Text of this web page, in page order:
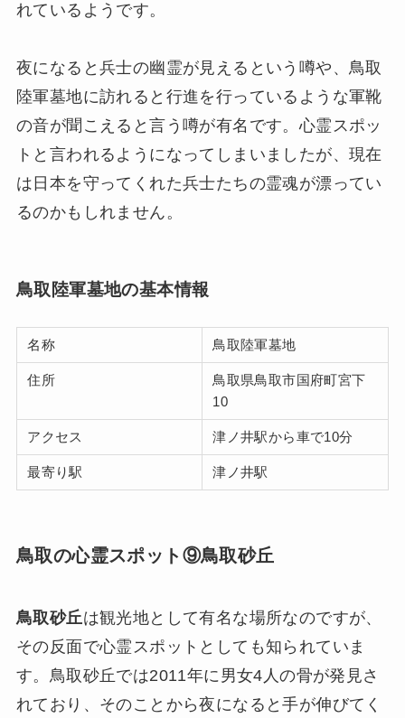
れているようです。
夜になると兵士の幽霊が見えるという噂や、鳥取
陸軍墓地に訪れると行進を行っているような軍靴
の音が聞こえると言う噂が有名です。心霊スポッ
トと言われるようになってしまいましたが、現在
は日本を守ってくれた兵士たちの霊魂が漂ってい
るのかもしれません。
鳥取陸軍墓地の基本情報
名称 鳥取陸軍墓地
住所
鳥取県鳥取市国府町宮下
10
アクセス 津ノ井駅から車で10分
最寄り駅 津ノ井駅
鳥取の心霊スポット⑨鳥取砂丘
鳥取砂丘は観光地として有名な場所なのですが、
その反面で心霊スポットとしても知られていま
す。鳥取砂丘では2011年に男女4人の骨が発見さ
れており、そのことから夜になると手が伸びてく